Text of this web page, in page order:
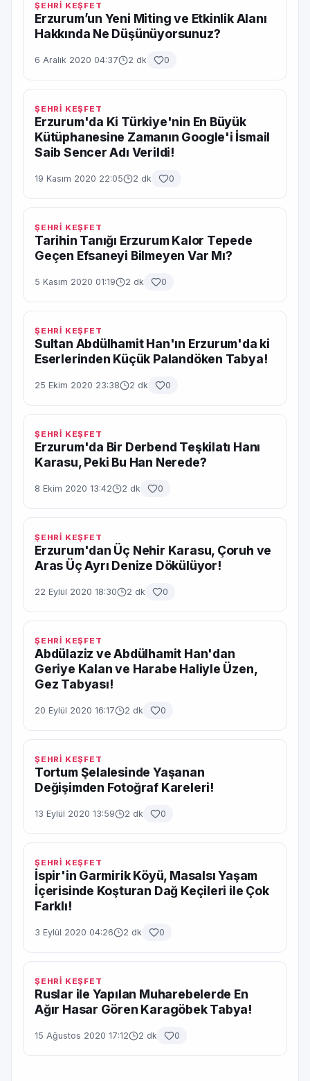
ŞEHRİ KEŞFET
Erzurum’un Yeni Miting ve Etkinlik Alanı
Hakkında Ne Düşünüyorsunuz?
6 Aralık 2020 04:37 2 dk 0
ŞEHRİ KEŞFET
Erzurum'da Ki Türkiye'nin En Büyük
Kütüphanesine Zamanın Google'i İsmail
Saib Sencer Adı Verildi!
19 Kasım 2020 22:05 2 dk 0
ŞEHRİ KEŞFET
Tarihin Tanığı Erzurum Kalor Tepede
Geçen Efsaneyi Bilmeyen Var Mı?
5 Kasım 2020 01:19 2 dk 0
ŞEHRİ KEŞFET
Sultan Abdülhamit Han'ın Erzurum'da ki
Eserlerinden Küçük Palandöken Tabya!
25 Ekim 2020 23:38 2 dk 0
ŞEHRİ KEŞFET
Erzurum'da Bir Derbend Teşkilatı Hanı
Karasu, Peki Bu Han Nerede?
8 Ekim 2020 13:42 2 dk 0
ŞEHRİ KEŞFET
Erzurum'dan Üç Nehir Karasu, Çoruh ve
Aras Üç Ayrı Denize Dökülüyor!
22 Eylül 2020 18:30 2 dk 0
ŞEHRİ KEŞFET
Abdülaziz ve Abdülhamit Han'dan
Geriye Kalan ve Harabe Haliyle Üzen,
Gez Tabyası!
20 Eylül 2020 16:17 2 dk 0
ŞEHRİ KEŞFET
Tortum Şelalesinde Yaşanan
Değişimden Fotoğraf Kareleri!
13 Eylül 2020 13:59 2 dk 0
ŞEHRİ KEŞFET
İspir'in Garmirik Köyü, Masalsı Yaşam
İçerisinde Koşturan Dağ Keçileri ile Çok
Farklı!
3 Eylül 2020 04:26 2 dk 0
ŞEHRİ KEŞFET
Ruslar ile Yapılan Muharebelerde En
Ağır Hasar Gören Karagöbek Tabya!
15 Ağustos 2020 17:12 2 dk 0